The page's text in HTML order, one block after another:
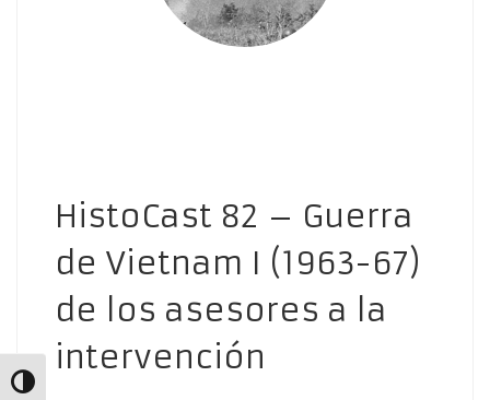
Alternar alto contraste
HistoCast 82 – Guerra
de Vietnam I (1963-67)
de los asesores a la
intervención